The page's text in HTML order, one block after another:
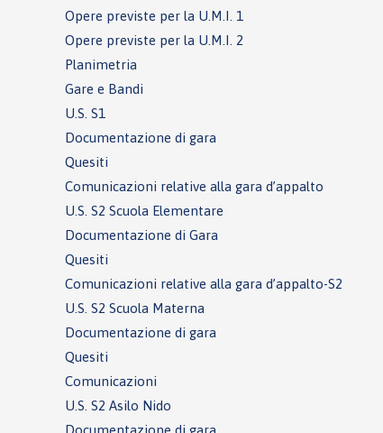
Opere previste per la U.M.I. 1
Opere previste per la U.M.I. 2
Planimetria
Gare e Bandi
U.S. S1
Documentazione di gara
Quesiti
Comunicazioni relative alla gara d’appalto
U.S. S2 Scuola Elementare
Documentazione di Gara
Quesiti
Comunicazioni relative alla gara d’appalto-S2
U.S. S2 Scuola Materna
Documentazione di gara
Quesiti
Comunicazioni
U.S. S2 Asilo Nido
Documentazione di gara